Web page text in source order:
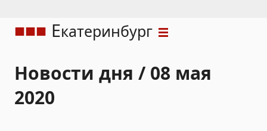
Екатеринбург
Новости дня / 08 мая
2020